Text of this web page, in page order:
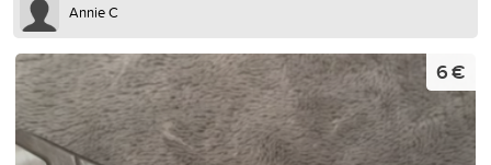
Annie C
6 €